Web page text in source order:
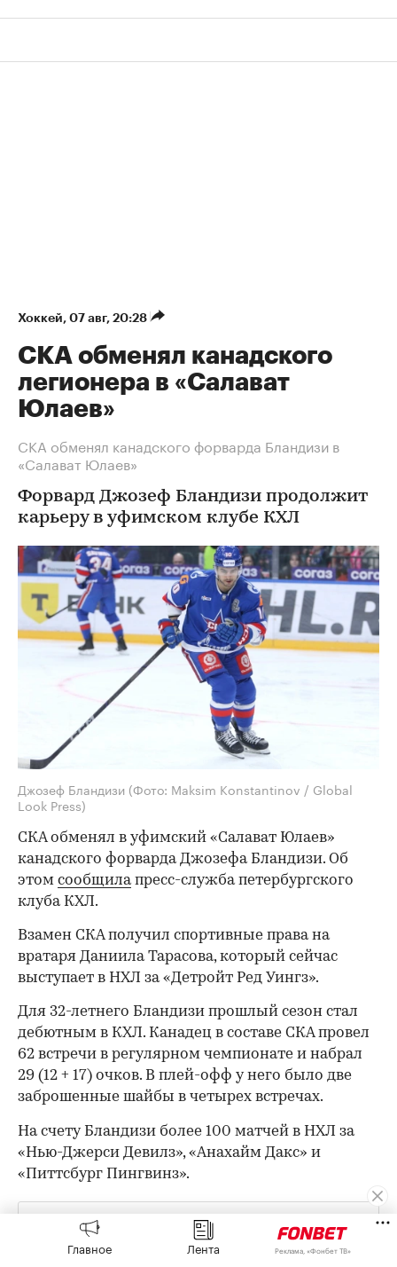
Хоккей⁠, 07 авг, 20:28
СКА обменял канадского
легионера в «Салават
Юлаев»
СКА обменял канадского форварда Бландизи в
«Салават Юлаев»
Форвард Джозеф Бландизи продолжит
карьеру в уфимском клубе КХЛ
Джозеф Бландизи (Фото: Maksim Konstantinov / Global
Look Press)
СКА обменял в уфимский «Салават Юлаев»
канадского форварда Джозефа Бландизи. Об
этом сообщилапресс-служба петербургского
клуба КХЛ.
Взамен СКА получил спортивные права на
вратаря Даниила Тарасова, который сейчас
выступает в НХЛ за «Детройт Ред Уингз».
Для 32-летнего Бландизи прошлый сезон стал
дебютным в КХЛ. Канадец в составе СКА провел
62 встречи в регулярном чемпионате и набрал
29 (12 + 17) очков. В плей-офф у него было две
заброшенные шайбы в четырех встречах.
На счету Бландизи более 100 матчей в НХЛ за
«Нью-Джерси Девилз», «Анахайм Дакс» и
«Питтсбург Пингвинз».
Оставайтесь на связи с РБК в
Главное Лента Реклама, «Фонбет ТВ»